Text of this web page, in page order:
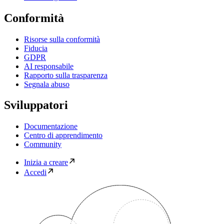
Conformità
Risorse sulla conformità
Fiducia
GDPR
AI responsabile
Rapporto sulla trasparenza
Segnala abuso
Sviluppatori
Documentazione
Centro di apprendimento
Community
Inizia a creare
Accedi